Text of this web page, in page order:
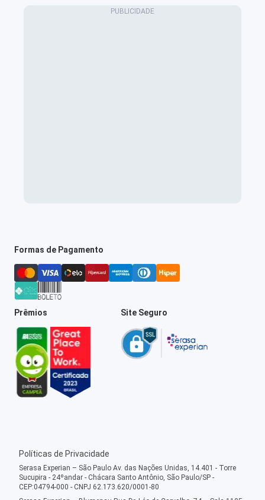
Formas de Pagamento
Prêmios Site Seguro
Políticas de Privacidade
Serasa Experian – São Paulo Av. das Nações Unidas, 14.401 - Torre
Sucupira - 24ºandar - Chácara Santo Antônio, São Paulo/SP -
CEP:04794-000 - CNPJ 62.173.620/0001-80